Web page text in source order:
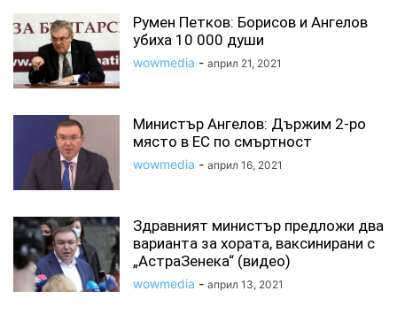
Румен Петков: Борисов и Ангелов
убиха 10 000 души
wowmedia - април 21, 2021
Министър Ангелов: Държим 2-ро
място в ЕС по смъртност
wowmedia - април 16, 2021
Здравният министър предложи два
варианта за хората, ваксинирани с
„АстраЗенека“ (видео)
wowmedia - април 13, 2021